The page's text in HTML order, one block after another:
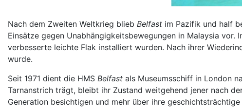
Nach dem Zweiten Weltkrieg blieb Belfast im Pazifik und half
Einsätze gegen Unabhängigkeitsbewegungen in Malaysia
verbesserte leichte Flak installiert wurden. Nach ihrer
wurde.
Seit 1971 dient die HMS Belfast als Museumsschiff in London
Tarnanstrich trägt, bleibt ihr Zustand weitgehend jener nach
Generation besichtigen und mehr über ihre